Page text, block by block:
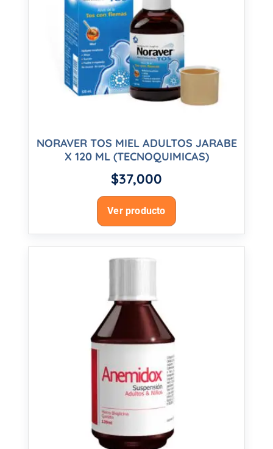
NORAVER TOS MIEL ADULTOS JARABE
X 120 ML (TECNOQUIMICAS)
$37,000
Ver producto